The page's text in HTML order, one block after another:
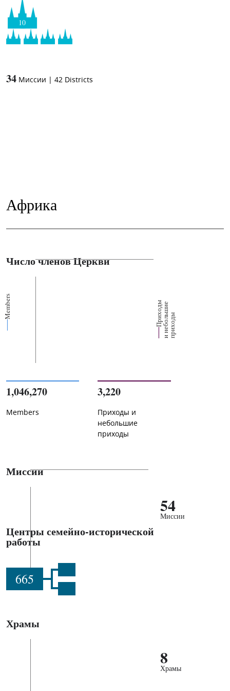
10
34 Миссии | 42 Districts
Африка
Число членов Церкви
Members П
р
их
о
д
ы
и
н
е
б
о
ль
ш
ие
п
р
и
х
о
ды
1,046,270
Members
3,220
Приходы и
небольшие
приходы
Миссии
54
Миссии
Центры семейно-исторической
работы
665
Храмы
8
Храмы